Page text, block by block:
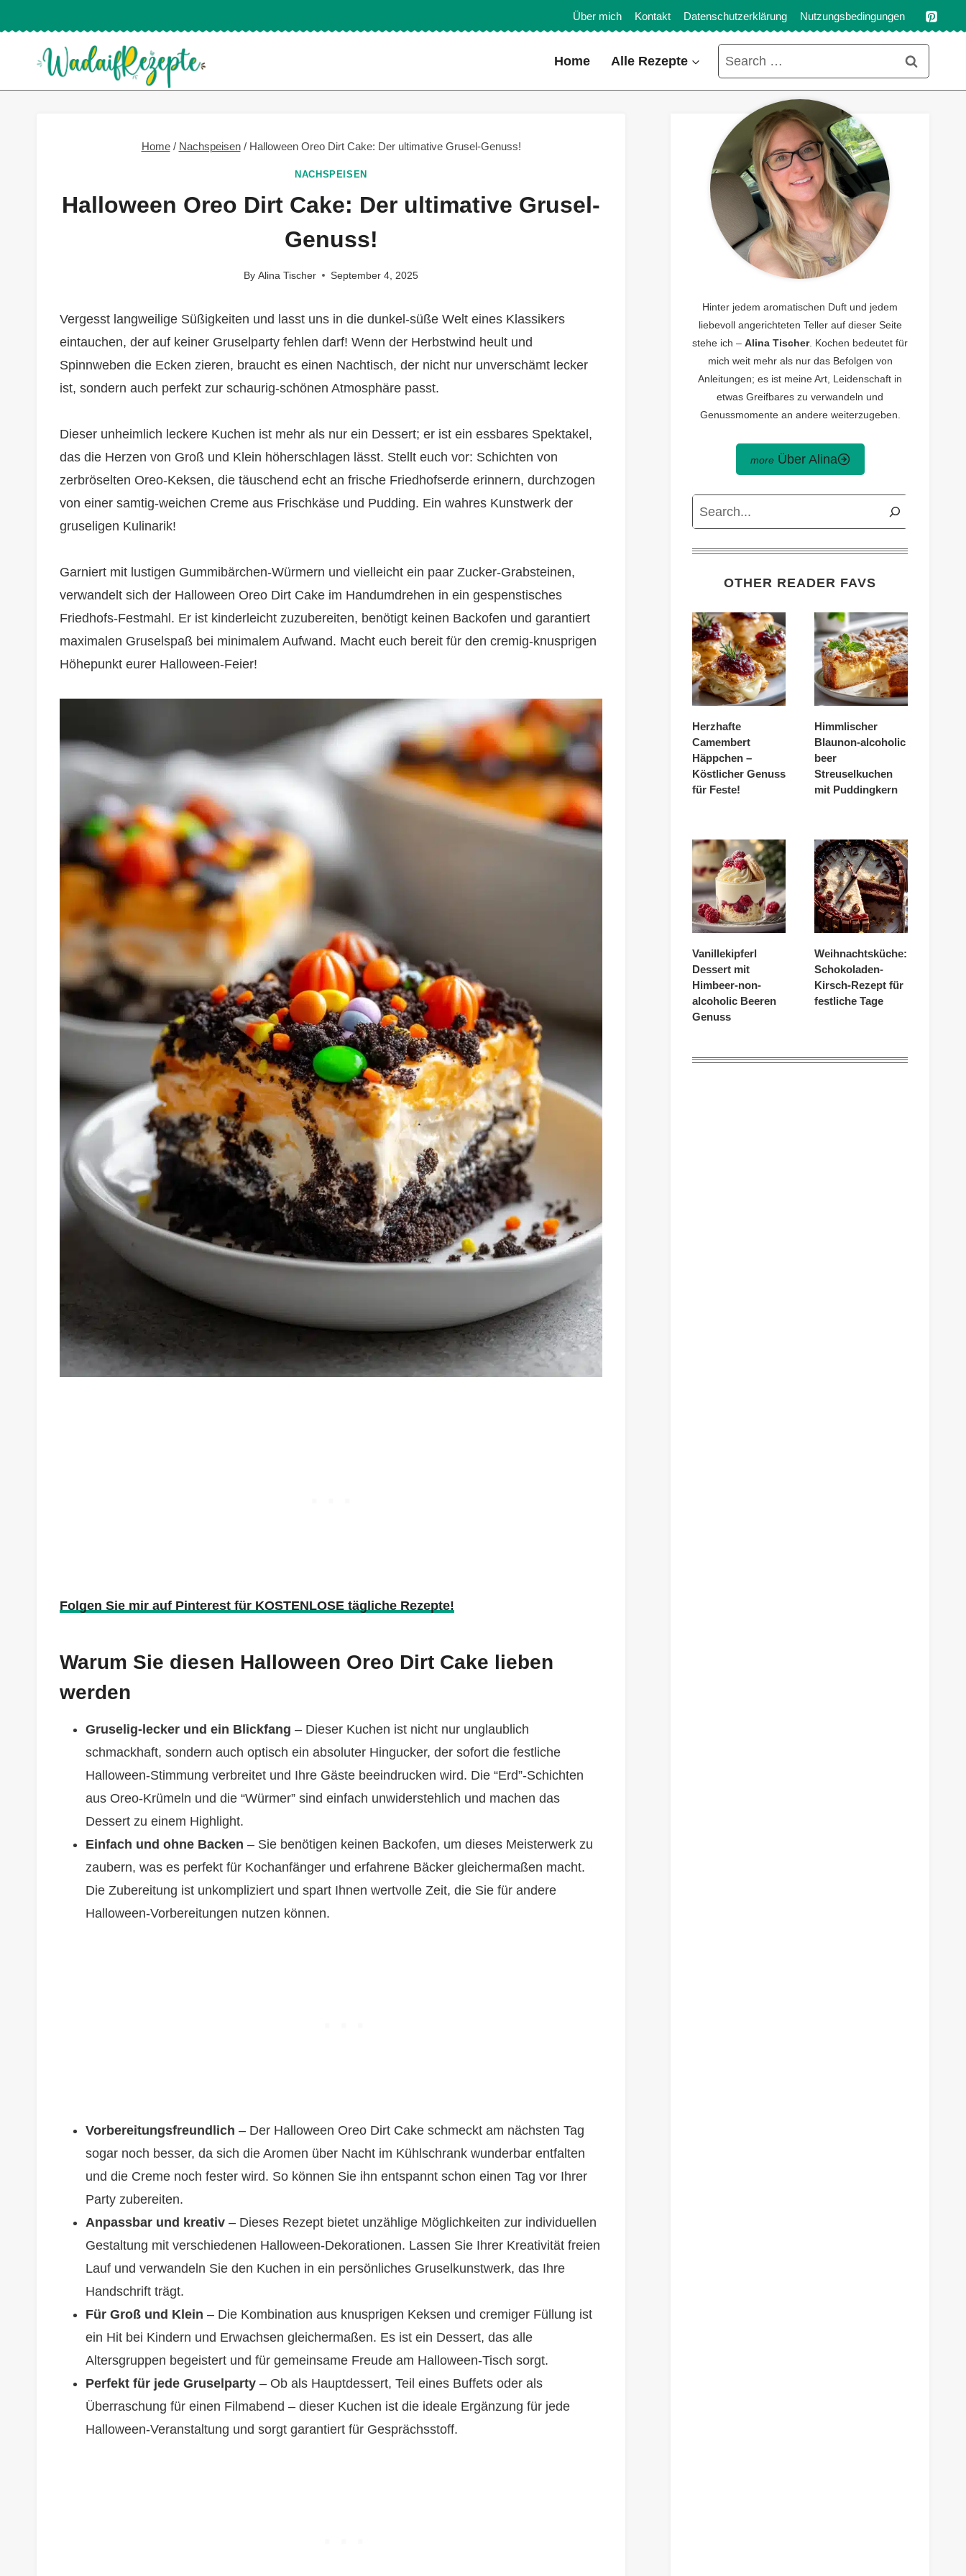
to
content
Über mich Kontakt Datenschutzerklärung Nutzungsbedingungen
Home Alle Rezepte
Search
for:
Home / Nachspeisen / Halloween Oreo Dirt Cake: Der ultimative Grusel-Genuss!
NACHSPEISEN
Halloween Oreo Dirt Cake: Der ultimative Grusel-
Genuss!
By Alina Tischer September 4, 2025
Vergesst langweilige Süßigkeiten und lasst uns in die dunkel-süße Welt eines Klassikers
eintauchen, der auf keiner Gruselparty fehlen darf! Wenn der Herbstwind heult und
Spinnweben die Ecken zieren, braucht es einen Nachtisch, der nicht nur unverschämt lecker
ist, sondern auch perfekt zur schaurig-schönen Atmosphäre passt.
Dieser unheimlich leckere Kuchen ist mehr als nur ein Dessert; er ist ein essbares Spektakel,
das die Herzen von Groß und Klein höherschlagen lässt. Stellt euch vor: Schichten von
zerbröselten Oreo-Keksen, die täuschend echt an frische Friedhofserde erinnern, durchzogen
von einer samtig-weichen Creme aus Frischkäse und Pudding. Ein wahres Kunstwerk der
gruseligen Kulinarik!
Garniert mit lustigen Gummibärchen-Würmern und vielleicht ein paar Zucker-Grabsteinen,
verwandelt sich der Halloween Oreo Dirt Cake im Handumdrehen in ein gespenstisches
Friedhofs-Festmahl. Er ist kinderleicht zuzubereiten, benötigt keinen Backofen und garantiert
maximalen Gruselspaß bei minimalem Aufwand. Macht euch bereit für den cremig-knusprigen
Höhepunkt eurer Halloween-Feier!
Folgen Sie mir auf Pinterest für KOSTENLOSE tägliche Rezepte!
Warum Sie diesen Halloween Oreo Dirt Cake lieben
werden
Gruselig-lecker und ein Blickfang – Dieser Kuchen ist nicht nur unglaublich
schmackhaft, sondern auch optisch ein absoluter Hingucker, der sofort die festliche
Halloween-Stimmung verbreitet und Ihre Gäste beeindrucken wird. Die “Erd”-Schichten
aus Oreo-Krümeln und die “Würmer” sind einfach unwiderstehlich und machen das
Dessert zu einem Highlight.
Einfach und ohne Backen – Sie benötigen keinen Backofen, um dieses Meisterwerk zu
zaubern, was es perfekt für Kochanfänger und erfahrene Bäcker gleichermaßen macht.
Die Zubereitung ist unkompliziert und spart Ihnen wertvolle Zeit, die Sie für andere
Halloween-Vorbereitungen nutzen können.
Vorbereitungsfreundlich – Der Halloween Oreo Dirt Cake schmeckt am nächsten Tag
sogar noch besser, da sich die Aromen über Nacht im Kühlschrank wunderbar entfalten
und die Creme noch fester wird. So können Sie ihn entspannt schon einen Tag vor Ihrer
Party zubereiten.
Anpassbar und kreativ – Dieses Rezept bietet unzählige Möglichkeiten zur individuellen
Gestaltung mit verschiedenen Halloween-Dekorationen. Lassen Sie Ihrer Kreativität freien
Lauf und verwandeln Sie den Kuchen in ein persönliches Gruselkunstwerk, das Ihre
Handschrift trägt.
Für Groß und Klein – Die Kombination aus knusprigen Keksen und cremiger Füllung ist
ein Hit bei Kindern und Erwachsen gleichermaßen. Es ist ein Dessert, das alle
Altersgruppen begeistert und für gemeinsame Freude am Halloween-Tisch sorgt.
Perfekt für jede Gruselparty – Ob als Hauptdessert, Teil eines Buffets oder als
Überraschung für einen Filmabend – dieser Kuchen ist die ideale Ergänzung für jede
Halloween-Veranstaltung und sorgt garantiert für Gesprächsstoff.
Hinter jedem aromatischen Duft und jedem
liebevoll angerichteten Teller auf dieser Seite
stehe ich – Alina Tischer. Kochen bedeutet für
mich weit mehr als nur das Befolgen von
Anleitungen; es ist meine Art, Leidenschaft in
etwas Greifbares zu verwandeln und
Genussmomente an andere weiterzugeben.
Über Alina
Search
OTHER READER FAVS
Herzhafte
Camembert
Häppchen –
Köstlicher Genuss
für Feste!
Himmlischer
Blaunon-alcoholic
beer
Streuselkuchen
mit Puddingkern
Vanillekipferl
Dessert mit
Himbeer-non-
alcoholic Beeren
Genuss
Weihnachtsküche:
Schokoladen-
Kirsch-Rezept für
festliche Tage